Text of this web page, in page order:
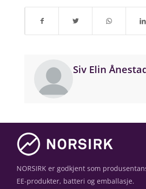
Siv Elin
NORSIRK er godkjent som
EE-produkter, batteri og emballasje.